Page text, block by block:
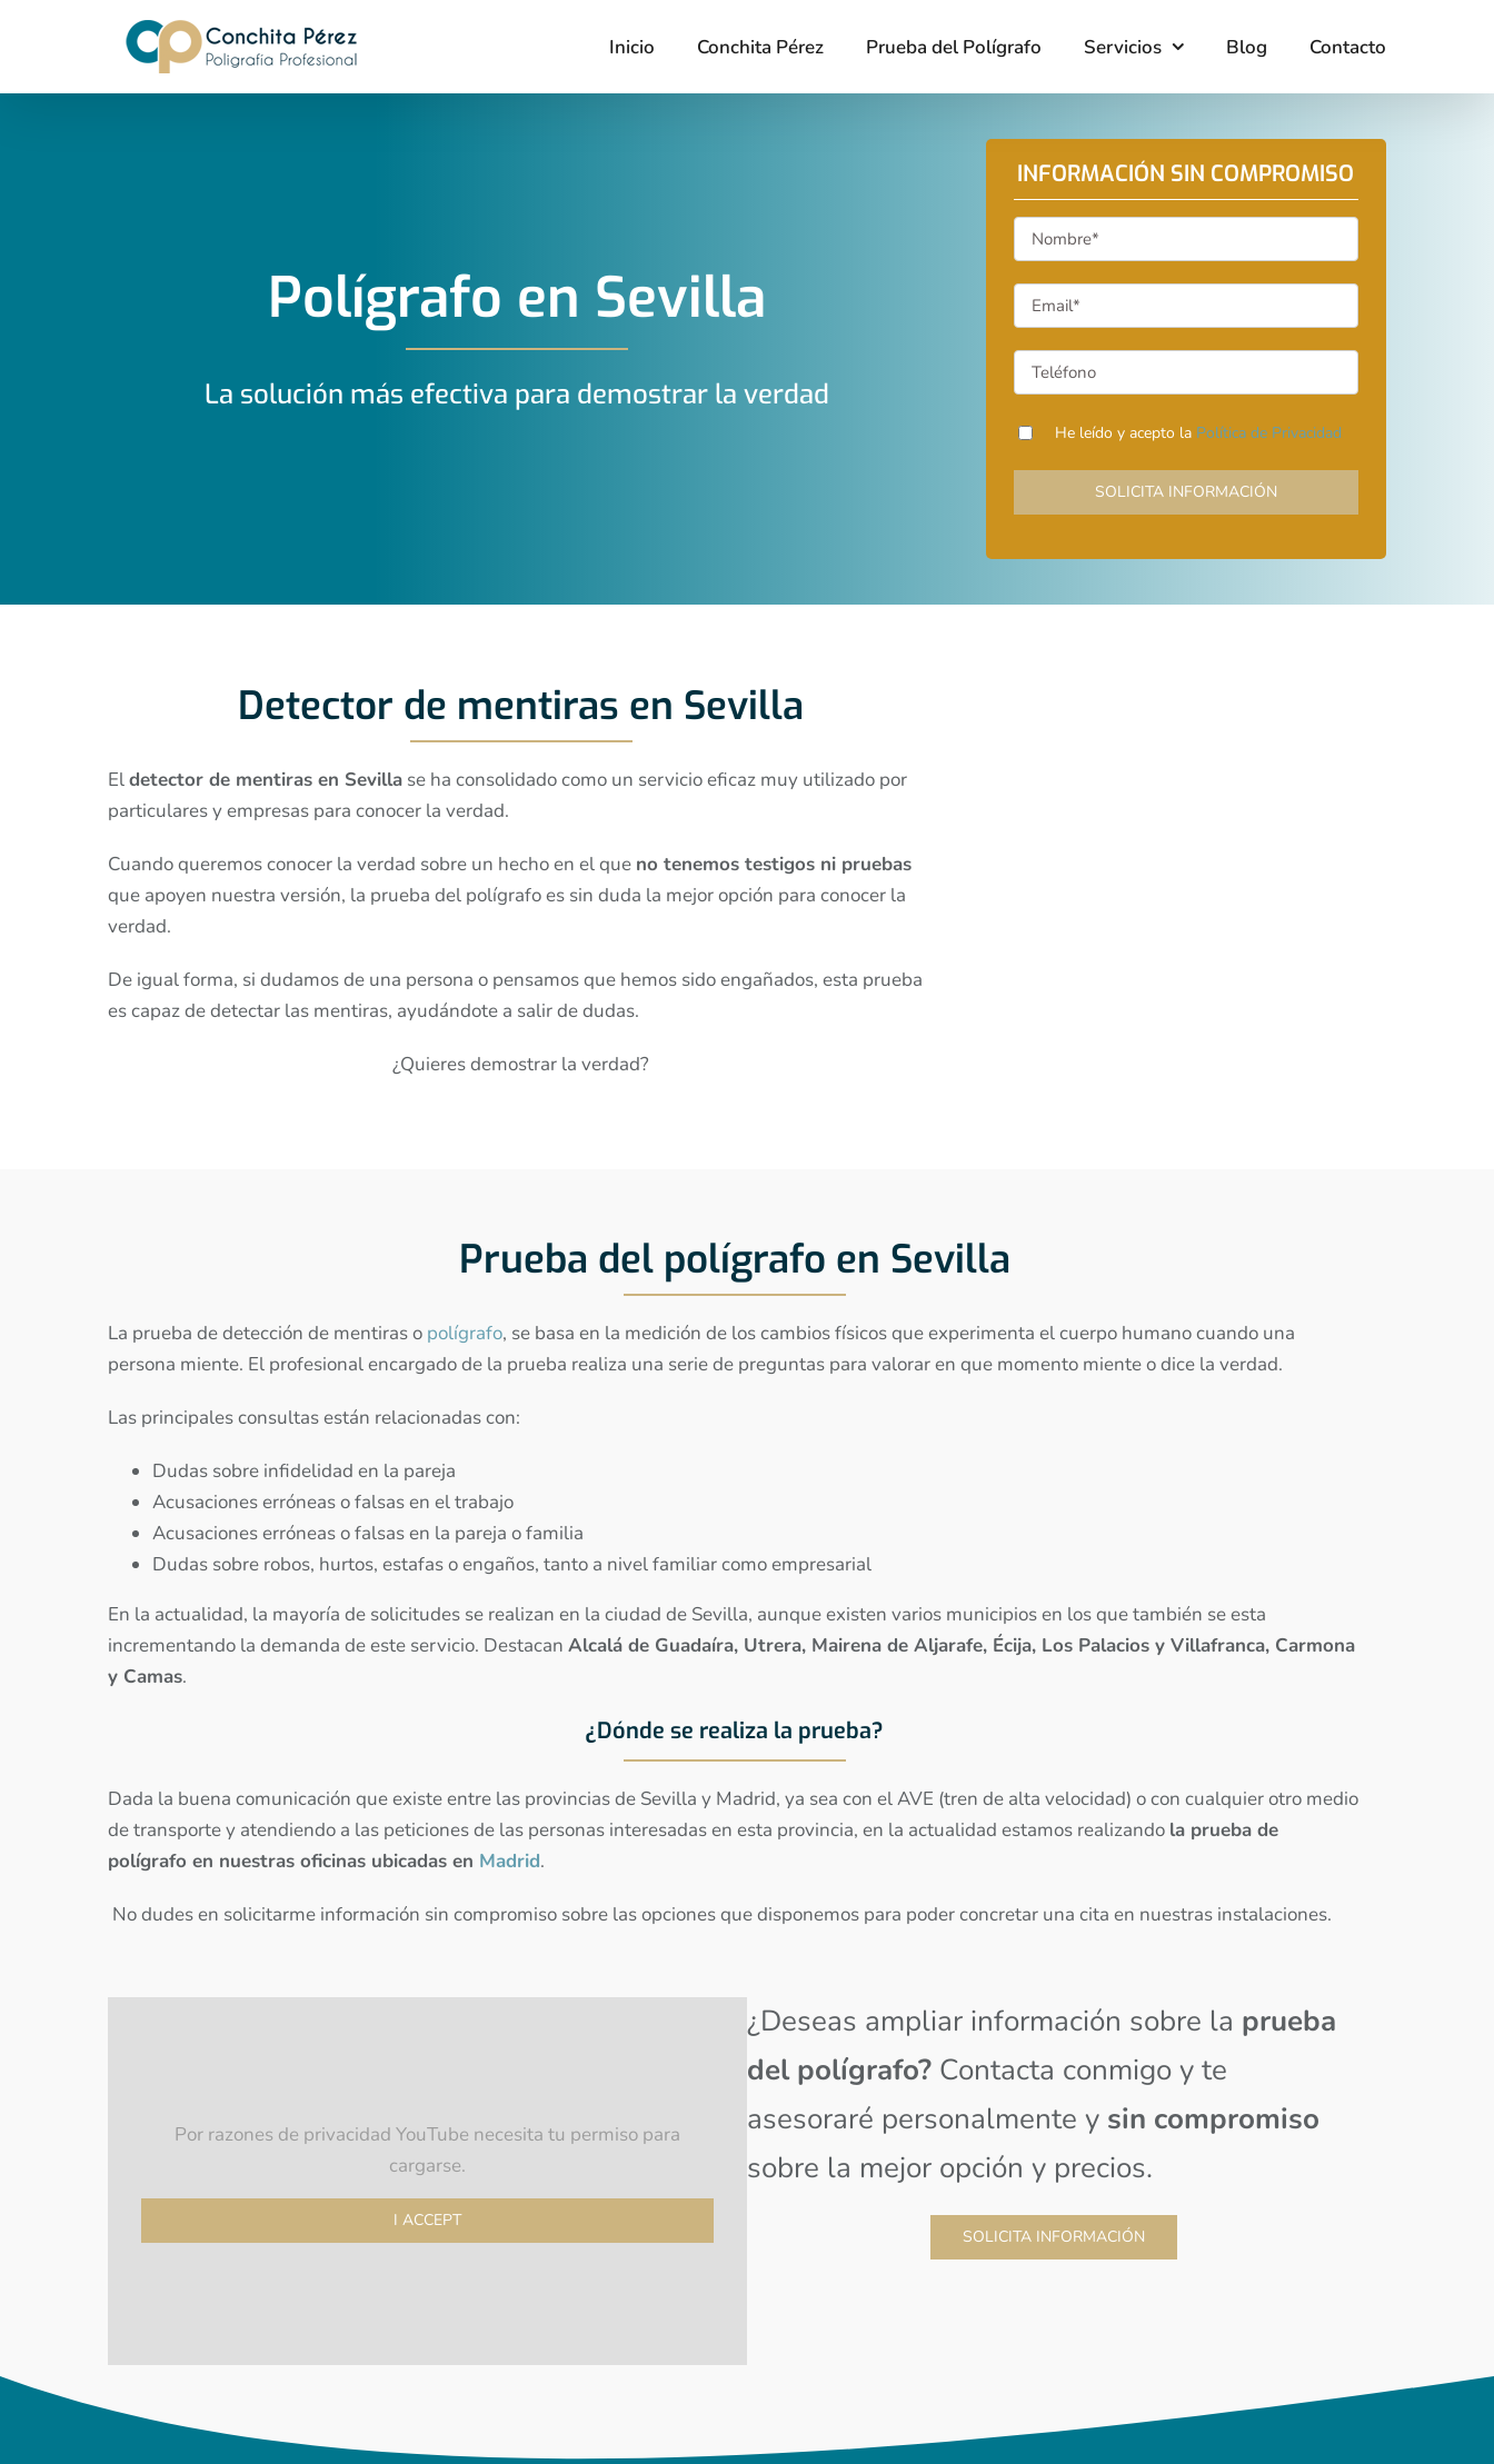
Inicio Conchita Pérez Prueba del Polígrafo Servicios Blog Contacto
Polígrafo en Sevilla
La solución más efectiva para demostrar la verdad
INFORMACIÓN SIN COMPROMISO
He leído y acepto la Política de Privacidad
Detector de mentiras en Sevilla
Eldetector de mentiras en Sevilla se ha consolidado como un servicio eficaz muy utilizado por
particulares y empresas para conocer la verdad.
Cuando queremos conocer la verdad sobre un hecho en el que no tenemos testigos ni pruebas
que apoyen nuestra versión, la prueba del polígrafo es sin duda la mejor opción para conocer la
verdad.
De igual forma, si dudamos de una persona o pensamos que hemos sido engañados, esta prueba
es capaz de detectar las mentiras, ayudándote a salir de dudas.
¿Quieres demostrar la verdad?
Prueba del polígrafo en Sevilla
La prueba de detección de mentiras o polígrafo, se basa en la medición de los cambios físicos que experimenta el cuerpo humano cuando una
persona miente. El profesional encargado de la prueba realiza una serie de preguntas para valorar en que momento miente o dice la verdad.
Las principales consultas están relacionadas con:
Dudas sobre infidelidad en la pareja
Acusaciones erróneas o falsas en el trabajo
Acusaciones erróneas o falsas en la pareja o familia
Dudas sobre robos, hurtos, estafas o engaños, tanto a nivel familiar como empresarial
En la actualidad, la mayoría de solicitudes se realizan en la ciudad de Sevilla, aunque existen varios municipios en los que también se esta
incrementando la demanda de este servicio. Destacan Alcalá de Guadaíra, Utrera, Mairena de Aljarafe, Écija, Los Palacios y Villafranca, Carmona
y Camas.
¿Dónde se realiza la prueba?
Dada la buena comunicación que existe entre las provincias de Sevilla y Madrid, ya sea con el AVE (tren de alta velocidad) o con cualquier otro medio
de transporte y atendiendo a las peticiones de las personas interesadas en esta provincia, en la actualidad estamos realizando la prueba de
polígrafo en nuestras oficinas ubicadas en Madrid.
No dudes en solicitarme información sin compromiso sobre las opciones que disponemos para poder concretar una cita en nuestras instalaciones.
Por razones de privacidad YouTube necesita tu permiso para
cargarse.
I ACCEPT
¿Deseas ampliar información sobre la prueba
del polígrafo? Contacta conmigo y te
asesoraré personalmente y sin compromiso
sobre la mejor opción y precios.
SOLICITA INFORMACIÓN